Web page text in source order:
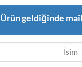
Ürün geldiğinde